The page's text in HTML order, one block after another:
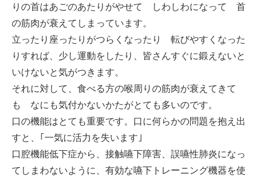
りの首はあごのあたりがやせて しわしわになって 首
の筋肉が衰えてしまっています。
立ったり座ったりがつらくなったり 転びやすくなった
りすれば、少し運動をしたり、皆さんすぐに鍛えないと
いけないと気がつきます。
それに対して、食べる方の喉周りの筋肉が衰えてきて
も なにも気付かないかたがとても多いのです。
口の機能はとても重要です。口に何らかの問題を抱え出
すと、｢一気に活力を失います｣
口腔機能低下症から、接触嚥下障害、誤嚥性肺炎になっ
てしまわないように、有効な嚥下トレーニング機器を使